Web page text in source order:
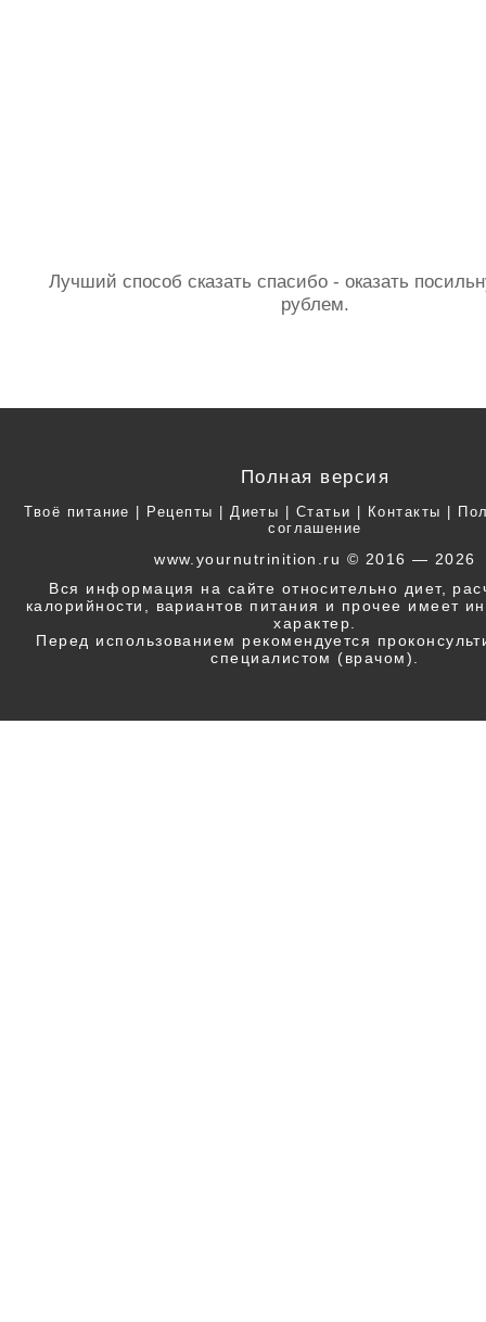
Лучший способ сказать спасибо - оказать
рублем.
Полная версия
Твоё питание | Рецепты | Диеты | Статьи | Контакты |
соглашение
www.yournutrinition.ru © 2016 — 2026
Вся информация на сайте относительно диет,
калорийности, вариантов питания и прочее имеет
характер.
Перед использованием рекомендуется
специалистом (врачом).